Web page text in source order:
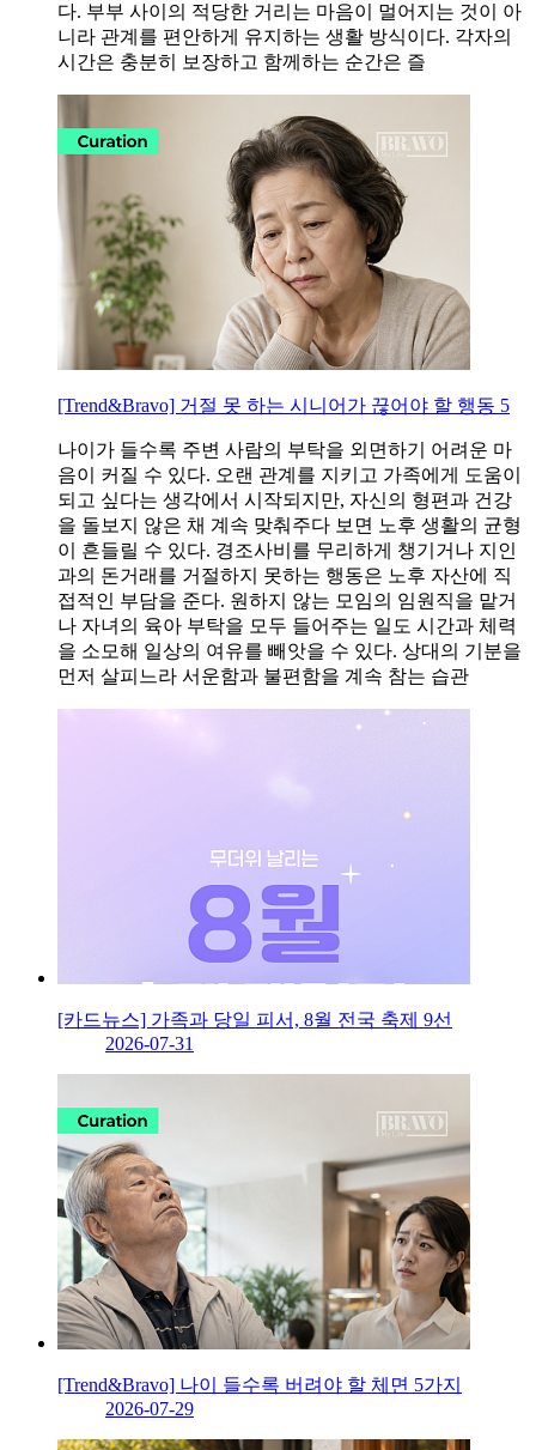
다. 부부 사이의 적당한 거리는 마음이 멀어지는 것이 아
니라 관계를 편안하게 유지하는 생활 방식이다. 각자의
시간은 충분히 보장하고 함께하는 순간은 즐
[Trend&Bravo] 거절 못 하는 시니어가 끊어야 할 행동 5
나이가 들수록 주변 사람의 부탁을 외면하기 어려운 마
음이 커질 수 있다. 오랜 관계를 지키고 가족에게 도움이
되고 싶다는 생각에서 시작되지만, 자신의 형편과 건강
을 돌보지 않은 채 계속 맞춰주다 보면 노후 생활의 균형
이 흔들릴 수 있다. 경조사비를 무리하게 챙기거나 지인
과의 돈거래를 거절하지 못하는 행동은 노후 자산에 직
접적인 부담을 준다. 원하지 않는 모임의 임원직을 맡거
나 자녀의 육아 부탁을 모두 들어주는 일도 시간과 체력
을 소모해 일상의 여유를 빼앗을 수 있다. 상대의 기분을
먼저 살피느라 서운함과 불편함을 계속 참는 습관
[카드뉴스] 가족과 당일 피서, 8월 전국 축제 9선
2026-07-31
[Trend&Bravo] 나이 들수록 버려야 할 체면 5가지
2026-07-29